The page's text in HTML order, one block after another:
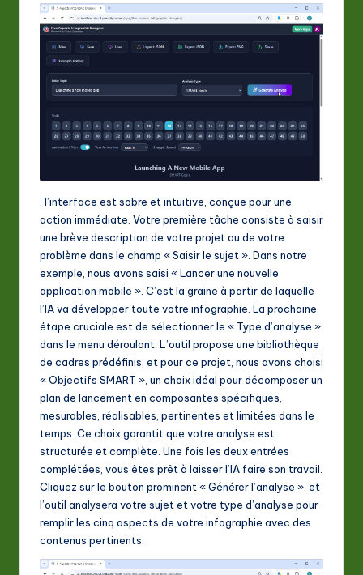
, l’interface est sobre et intuitive, conçue pour une
action immédiate. Votre première tâche consiste à saisir
une brève description de votre projet ou de votre
problème dans le champ « Saisir le sujet ». Dans notre
exemple, nous avons saisi « Lancer une nouvelle
application mobile ». C’est la graine à partir de laquelle
l’IA va développer toute votre infographie. La prochaine
étape cruciale est de sélectionner le « Type d’analyse »
dans le menu déroulant. L’outil propose une bibliothèque
de cadres prédéfinis, et pour ce projet, nous avons choisi
« Objectifs SMART », un choix idéal pour décomposer un
plan de lancement en composantes spécifiques,
mesurables, réalisables, pertinentes et limitées dans le
temps. Ce choix garantit que votre analyse est
structurée et complète. Une fois les deux entrées
complétées, vous êtes prêt à laisser l’IA faire son travail.
Cliquez sur le bouton prominent « Générer l’analyse », et
l’outil analysera votre sujet et votre type d’analyse pour
remplir les cinq aspects de votre infographie avec des
contenus pertinents.